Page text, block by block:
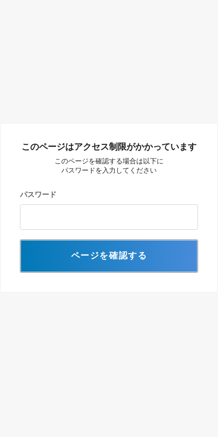
このページはアクセス制限がかかっています
このページを確認する場合は以下に
パスワードを入力してください
パスワード
ページを確認する